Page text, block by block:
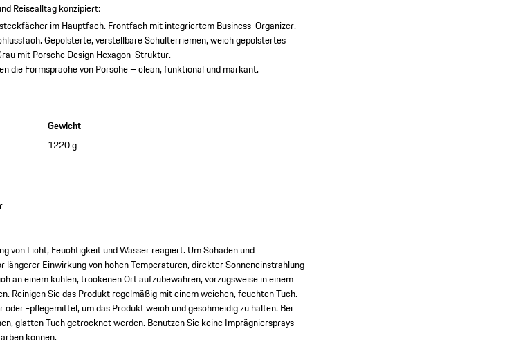
Reisealltag konzipiert:
im Hauptfach.Frontfach mit integriertem Business-Organizer.
Gepolsterte, verstellbare Schulterriemen, weich gepolstertes
mit Porsche Design Hexagon-Struktur.
die Formsprache von Porsche – clean, funktional und markant.
Gewicht
1220 g
von Licht, Feuchtigkeit und Wasser reagiert. Um Schäden und
längerer Einwirkung von hohen Temperaturen, direkter Sonneneinstrahlung
an einem kühlen, trockenen Ort aufzubewahren, vorzugsweise in einem
Reinigen Sie das Produkt regelmäßig mit einem weichen, feuchten Tuch.
-pflegemittel, um das Produkt weich und geschmeidig zu halten. Bei
glatten Tuch getrocknet werden. Benutzen Sie keine Imprägniersprays
können.